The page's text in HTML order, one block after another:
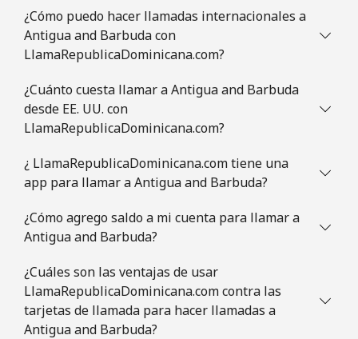
Austria
Línea fija ⁦2.2¢⁩ 227 min por ⁦$5⁩
Celular ⁦3.5¢⁩ 142 min por ⁦$5⁩
Azerbaijan
Línea fija ⁦33.5¢⁩ 14 min por ⁦$5⁩
Celular ⁦40.9¢⁩ 12 min por ⁦$5⁩
¿Cómo puedo hacer llamadas internacionales a
Antigua and Barbuda con
LlamaRepublicaDominicana.com?
¿Cuánto cuesta llamar a Antigua and Barbuda
desde EE. UU. con
LlamaRepublicaDominicana.com?
¿ LlamaRepublicaDominicana.com tiene una
app para llamar a Antigua and Barbuda?
¿Cómo agrego saldo a mi cuenta para llamar a
Antigua and Barbuda?
¿Cuáles son las ventajas de usar
LlamaRepublicaDominicana.com contra las
tarjetas de llamada para hacer llamadas a
Antigua and Barbuda?